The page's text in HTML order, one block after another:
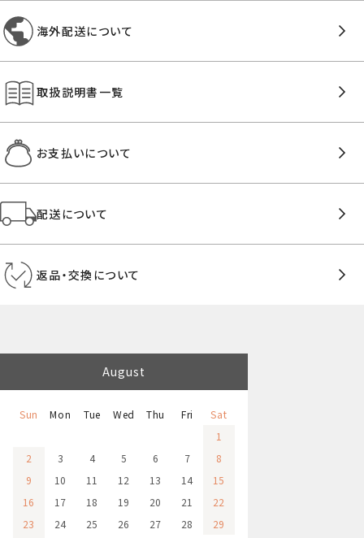
海外配送について
取扱説明書一覧
お支払いについて
配送について
返品・交換について
August
Sun Mon Tue Wed Thu Fri
Sat
1
2
3 4 5 6 7
8
9
10 11 12 13 14
15
16
17 18 19 20 21
22
23
24 25 26 27 28
29